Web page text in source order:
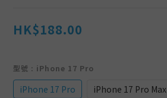
HK$188.00
型號 : iPhone 17 Pro
iPhone 17 Pro iPhone 17 Pro Max